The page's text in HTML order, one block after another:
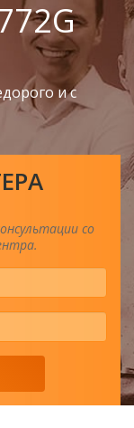
и с
со